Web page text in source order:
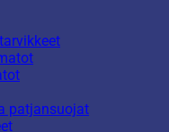
patjansuojat